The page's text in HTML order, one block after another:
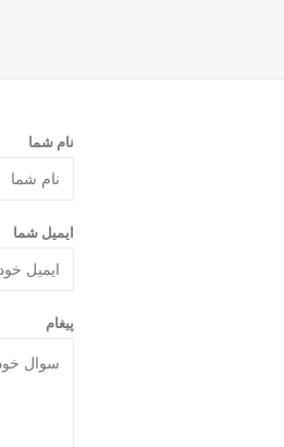
نام شما
ایمیل شما
پیغام